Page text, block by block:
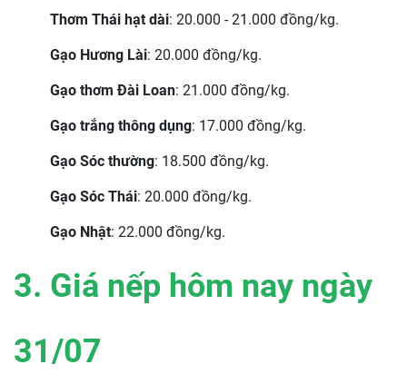
Thơm Thái hạt dài: 20.000 - 21.000 đồng/kg.
Gạo Hương Lài: 20.000 đồng/kg.
Gạo thơm Đài Loan: 21.000 đồng/kg.
Gạo trắng thông dụng: 17.000 đồng/kg.
Gạo Sóc thường: 18.500 đồng/kg.
Gạo Sóc Thái: 20.000 đồng/kg.
Gạo Nhật: 22.000 đồng/kg.
3. Giá nếp hôm nay ngày
31/07